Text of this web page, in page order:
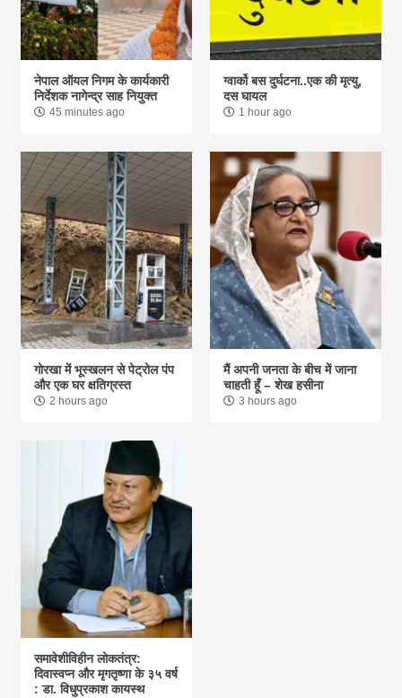
नेपाल ऑयल निगम के कार्यकारी
निर्देशक नागेन्द्र साह नियुक्त
45 minutes ago
ग्वार्को बस दुर्घटना..एक की मृत्यु,
दस घायल
1 hour ago
गोरखा में भूस्खलन से पेट्रोल पंप
और एक घर क्षतिग्रस्त
2 hours ago
मैं अपनी जनता के बीच में जाना
चाहती हूँ – शेख हसीना
3 hours ago
समावेशीविहीन लोकतंत्र:
दिवास्वप्न और मृगतृष्णा के ३५ वर्ष
: डा. विधुप्रकाश कायस्थ